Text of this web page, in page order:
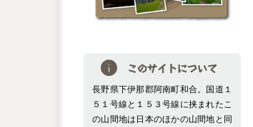
このサイトについて
長野県下伊那郡阿南町和合。国道１
５１号線と１５３号線に挟まれたこ
の山間地は日本のほかの山間地と同